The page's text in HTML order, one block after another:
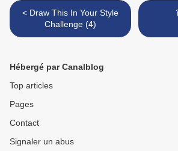
< Draw This In Your Style
Challenge (4)
Hébergé par Canalblog
Top articles
Pages
Contact
Signaler un abus